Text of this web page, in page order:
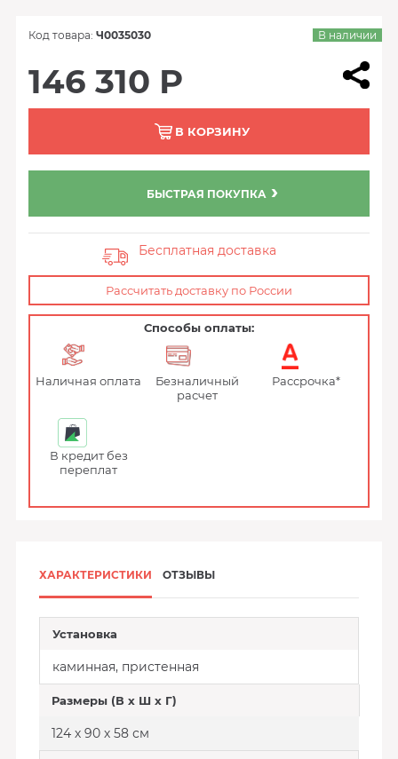
Код товара: Ч0035030 В наличии
146 310 Р
В КОРЗИНУ
БЫСТРАЯ ПОКУПКА
Бесплатная доставка
Рассчитать доставку по России
Способы оплаты:
Наличная оплата
Безналичный
расчет
Рассрочка*
В кредит без
переплат
ХАРАКТЕРИСТИКИ ОТЗЫВЫ
Установка
каминная, пристенная
Размеры (В х Ш х Г)
124 х 90 х 58 см